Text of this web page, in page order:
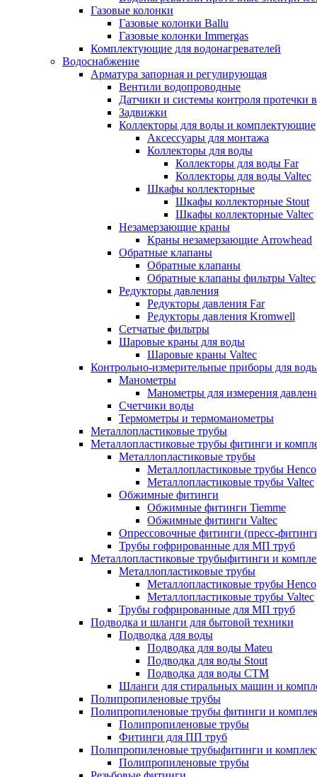
Газовые колонки
Газовые колонки Ballu
Газовые колонки Immergas
Комплектующие для водонагревателей
Водоснабжение
Арматура запорная и регулирующая
Вентили водопроводные
Датчики и системы контроля протечки
Задвижки
Коллекторы для воды и комплектующие
Аксессуары для монтажа
Коллекторы для воды
Коллекторы для воды Far
Коллекторы для воды Valtec
Шкафы коллекторные
Шкафы коллекторные Stout
Шкафы коллекторные Valtec
Незамерзающие краны
Краны незамерзающие Arrowhead
Обратные клапаны
Обратные клапаны
Обратные клапаны фильтры Valtec
Редукторы давления
Редукторы давления Far
Редукторы давления Kromwell
Сетчатые фильтры
Шаровые краны для воды
Шаровые краны Valtec
Контрольно-измерительные приборы для
Манометры
Манометры для измерения
Счетчики воды
Термометры и термоманометры
Металлопластиковые трубы
Металлопластиковые трубы фитинги и
Металлопластиковые трубы
Металлопластиковые трубы Henco
Металлопластиковые трубы Valtec
Обжимные фитинги
Обжимные фитинги Tiemme
Обжимные фитинги Valtec
Опрессовочные фитинги (пресс-
Трубы гофрированные для МП труб
Металлопластиковые трубыфитинги и
Металлопластиковые трубы
Металлопластиковые трубы Henco
Металлопластиковые трубы Valtec
Трубы гофрированные для МП труб
Подводка и шланги для бытовой техники
Подводка для воды
Подводка для воды Mateu
Подводка для воды Stout
Подводка для воды СТМ
Шланги для стиральных машин и
Полипропиленовые трубы
Полипропиленовые трубы фитинги и
Полипропиленовые трубы
Фитинги для ПП труб
Полипропиленовые трубыфитинги и
Полипропиленовые трубы